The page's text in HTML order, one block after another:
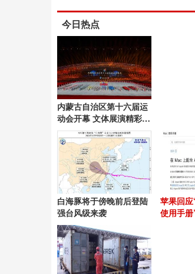
今日热点
内蒙古自治区第十六届运
动会开幕 文体展演精彩纷
呈
白海豚将于傍晚前后登陆
强台风级来袭
苹果回
使用手